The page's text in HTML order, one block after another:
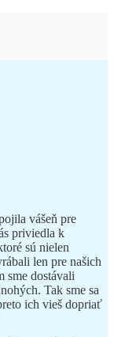
vášeň pre
priviedla k
sú nielen
len pre našich
sme dostávali
Tak sme sa
ich vieš dopriať